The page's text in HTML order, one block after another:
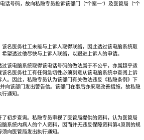
话号码，故向私隐专员投诉该部门（“个案一”）及医管局（“个
名医务社工未能与上诉人取得联络，因此透过该电脑系统取
望透过他尽快与上诉人联络，以跟进上诉人的申请。
该电脑系统取得该电话号码的做法属于不公平，亦属超乎适
该名医务社工有任何急切性必须刻意从该电脑系统中查阅上诉
。因此，私隐专员认为该部门有关做法违反《私隐条例》下
向该部门发出警告信。该部门在事后亦采取改善措施，故私隐
通知。
初步查询。私隐专员审视了医管局提供的资料，认为医管局
系统内病人的个人资料，因而并无违反保障资料第4原则的规
向医管局发出执行通知。